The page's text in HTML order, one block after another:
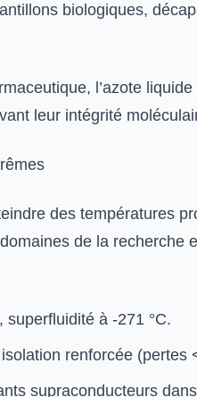
biologiques,
l’azote
leur intégrité
des températures
de la recherche
superfluidité à -271 °C.
renforcée (pertes
supraconducteurs